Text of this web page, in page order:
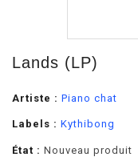
Lands (LP)
Artiste : Piano chat
Labels : Kythibong
État : Nouveau produit